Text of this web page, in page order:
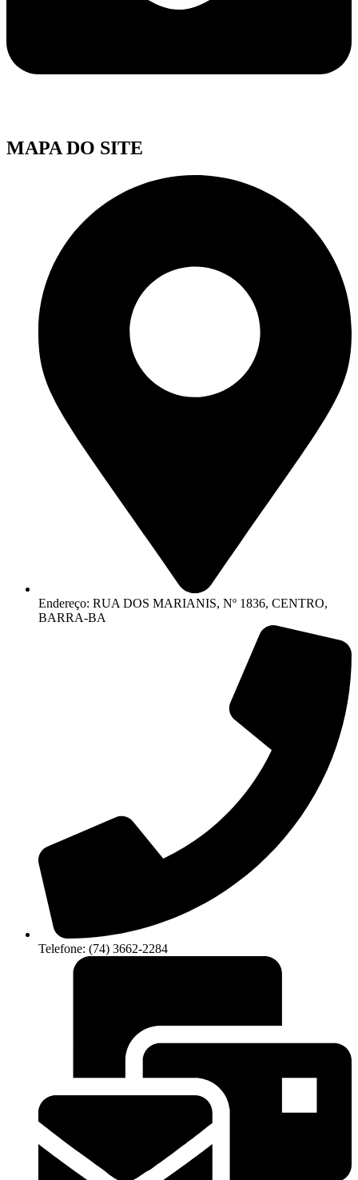
MAPA DO SITE
Endereço: RUA DOS MARIANIS, Nº 1836, CENTRO,
BARRA-BA
Telefone: (74) 3662-2284